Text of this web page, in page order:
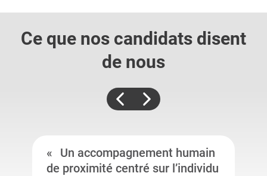
Ce que nos candidats disent
de nous
Un accompagnement humain
de proximité centré sur l’individu